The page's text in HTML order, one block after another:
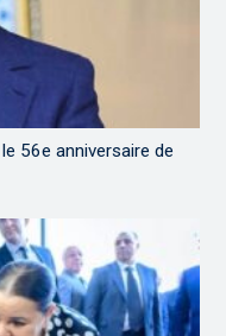
56e anniversaire de